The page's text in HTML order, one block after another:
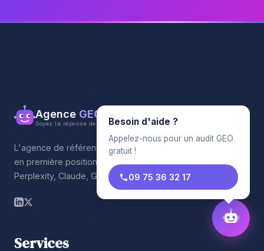
Agence GEO
Soyez la réponse de l'IA
L'agence de référencement qui propulse votre entreprise
en première position sur les moteurs IA. ChatGPT,
Perplexity, Claude, Gemini.
Services
Besoin d'aide ?
Appelez-nous pour un audit GEO
gratuit !
09 75 36 32 17